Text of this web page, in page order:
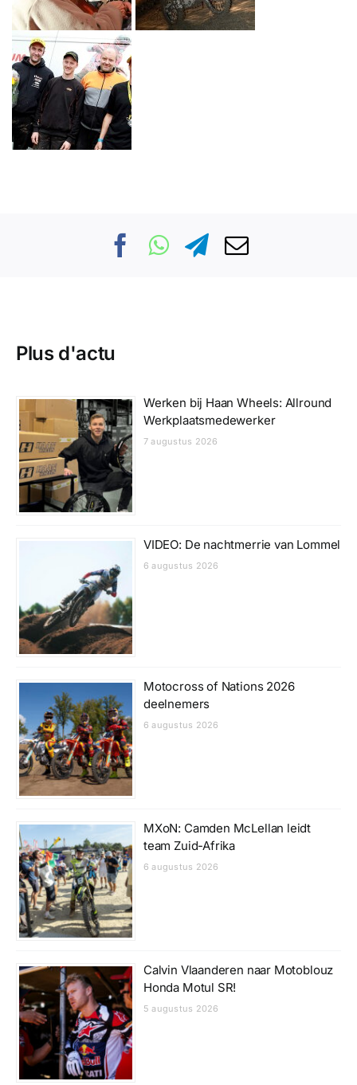
Plus d'actu
Werken bij Haan Wheels: Allround
Werkplaatsmedewerker
7 augustus 2026
VIDEO: De nachtmerrie van Lommel
6 augustus 2026
Motocross of Nations 2026
deelnemers
6 augustus 2026
MXoN: Camden McLellan leidt
team Zuid-Afrika
6 augustus 2026
Calvin Vlaanderen naar Motoblouz
Honda Motul SR!
5 augustus 2026